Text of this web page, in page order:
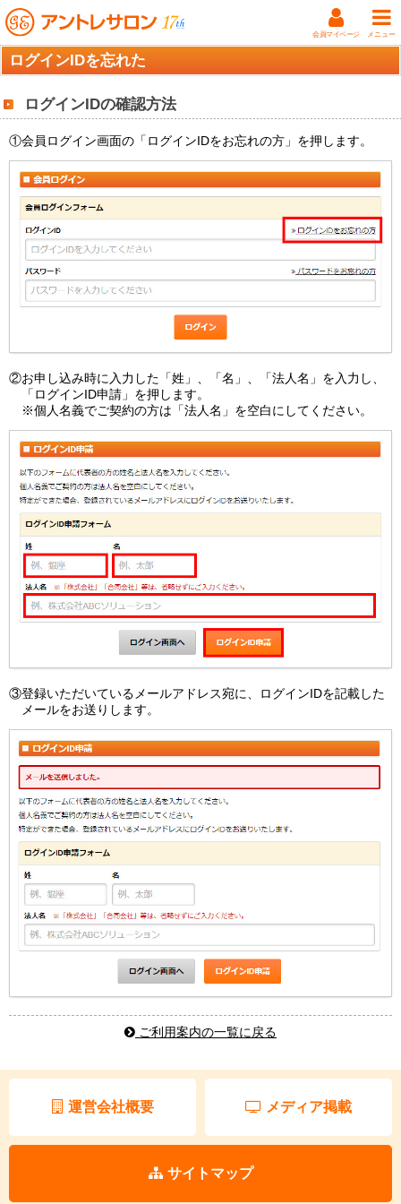
会員マイページ メニュー
ログインIDを忘れた
ログインIDの確認方法
①会員ログイン画面の「ログインIDをお忘れの方」を押します。
②お申し込み時に入力した「姓」、「名」、「法人名」を入力し、
「ログインID申請」を押します。
※個人名義でご契約の方は「法人名」を空白にしてください。
③登録いただいているメールアドレス宛に、ログインIDを記載した
メールをお送りします。
ご利用案内の一覧に戻る
運営会社概要 メディア掲載
サイトマップ